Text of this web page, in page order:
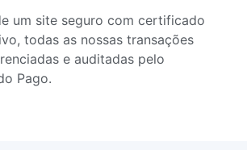
um site seguro com certificado
todas as nossas transações
e auditadas pelo
Pago.